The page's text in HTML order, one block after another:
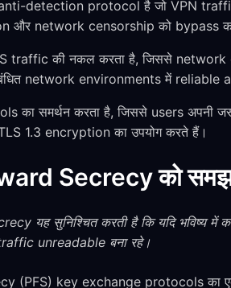
detection protocol है जो VPN
network censorship को bypass
traffic की नकल करता है, जिससे
network environments में reliable
का समर्थन करता है, जिससे users
1.3 encryption का उपयोग करते हैं।
Secrecy को
यह सुनिश्चित करती है कि यदि भविष्य में
unreadable बना रहे।
(PFS) key exchange protocols का